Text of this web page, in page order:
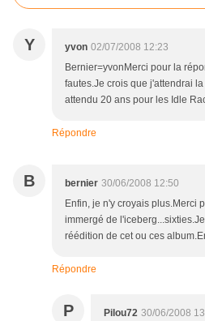
Y yvon 02/07/2008 12:23
Bernier=yvonMerci pour la
fautes.Je crois que j'attendrai
attendu 20 ans pour les Idle
Répondre
B bernier 30/06/2008 12:50
Enfin, je n'y croyais plus.Merci
immergé de
réédition de cet ou ces
Répondre
P Pilou72 30/06/2008